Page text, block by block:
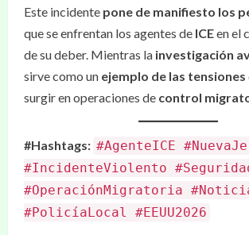
Este incidente pone de manifiesto los
que se enfrentan los agentes de ICEen el
de su deber. Mientras la investigación
sirve como un ejemplo de las tensiones
surgir en operaciones de control
#Hashtags: #AgenteICE
#IncidenteViolento
#OperaciónMigratoria
#PolicíaLocal #EEUU2026